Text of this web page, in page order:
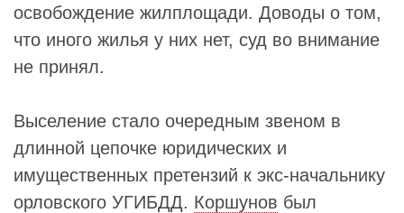
освобождение жилплощади. Доводы о том,
что иного жилья у них нет, суд во внимание
не принял.
Выселение стало очередным звеном в
длинной цепочке юридических и
имущественных претензий к экс-начальнику
орловского УГИБДД. Коршунов был